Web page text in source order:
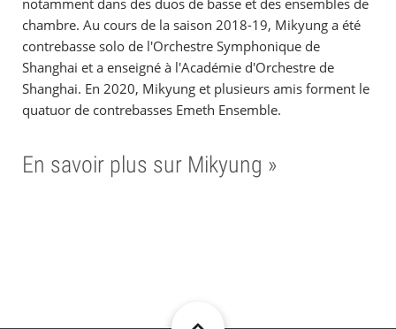
notamment dans des duos de basse et des ensembles de
chambre. Au cours de la saison 2018-19, Mikyung a été
contrebasse solo de l'Orchestre Symphonique de
Shanghai et a enseigné à l'Académie d'Orchestre de
Shanghai. En 2020, Mikyung et plusieurs amis forment le
quatuor de contrebasses Emeth Ensemble.
En savoir plus sur Mikyung »